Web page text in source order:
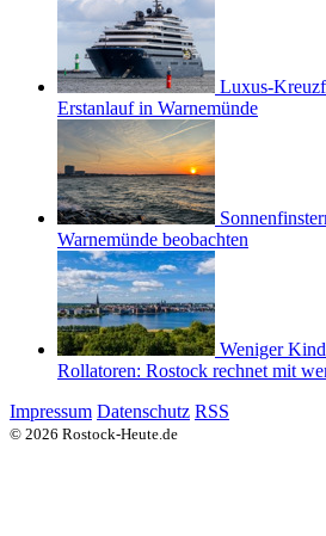
Luxus-
Erstanlauf in Warnemünde
Warnemünde beobachten
Weniger
Rollatoren: Rostock rechnet mit
Impressum Datenschutz RSS
© 2026 Rostock-Heute.de